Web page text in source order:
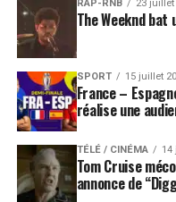
RAP-RNB 23 juillet
The Weeknd
SPORT 15 juillet
France –
réalise une
TÉLÉ / CINÉMA 14
Tom Cruise
annonce de